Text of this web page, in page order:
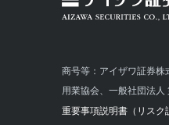
商号等：アイザワ証券
用業協会、一般社団法
重要事項説明書（リスク